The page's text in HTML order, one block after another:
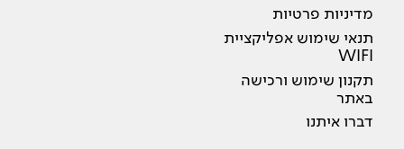
מדיניות פרטיות
תנאי שימוש אפליקציית
WIFI
תקנון שימוש ורכישה
באתר
דברו איתנו